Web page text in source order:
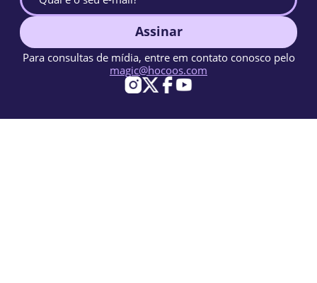
Assinar
Para consultas de mídia, entre em contato conosco pelo
magic@hocoos.com